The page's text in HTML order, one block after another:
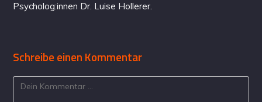
Psycholog:innen Dr. Luise Hollerer.
Schreibe einen Kommentar